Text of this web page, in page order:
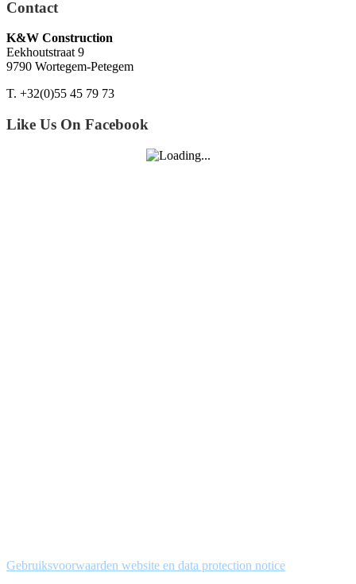
Contact
K&W Construction
Eekhoutstraat 9
9790 Wortegem-Petegem
T. +32(0)55 45 79 73
Like Us On Facebook
Gebruiksvoorwaarden website en data protection notice